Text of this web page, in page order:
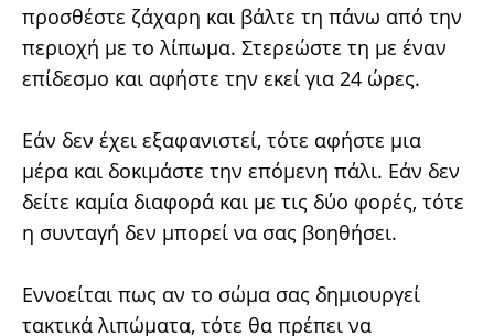
προσθέστε ζάχαρη και βάλτε τη πάνω από την
περιοχή με το λίπωμα. Στερεώστε τη με έναν
επίδεσμο και αφήστε την εκεί για 24 ώρες.
Εάν δεν έχει εξαφανιστεί, τότε αφήστε μια
μέρα και δοκιμάστε την επόμενη πάλι. Εάν δεν
δείτε καμία διαφορά και με τις δύο φορές, τότε
η συνταγή δεν μπορεί να σας βοηθήσει.
Εννοείται πως αν το σώμα σας δημιουργεί
τακτικά λιπώματα, τότε θα πρέπει να